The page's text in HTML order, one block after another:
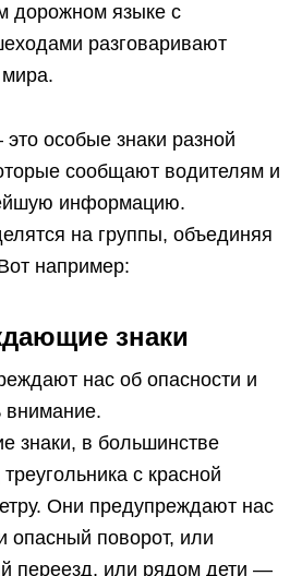
дорожном языке с
разговаривают
особые знаки разной
сообщают водителям и
информацию.
на группы, объединяя
например:
знаки
нас об опасности и
внимание.
знаки, в большинстве
с красной
Они предупреждают нас
опасный поворот, или
переезд, или рядом дети —